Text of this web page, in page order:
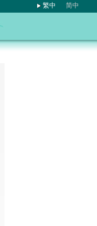
繁中 简中